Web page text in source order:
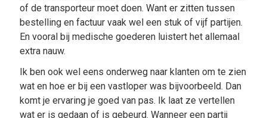
of de transporteur moet doen. Want er zitten tussen
bestelling en factuur vaak wel een stuk of vijf partijen.
En vooral bij medische goederen luistert het allemaal
extra nauw.
Ik ben ook wel eens onderweg naar klanten om te zien
wat en hoe er bij een vastloper was bijvoorbeeld. Dan
komt je ervaring je goed van pas. Ik laat ze vertellen
wat er is gedaan of is gebeurd. Wanneer een partij